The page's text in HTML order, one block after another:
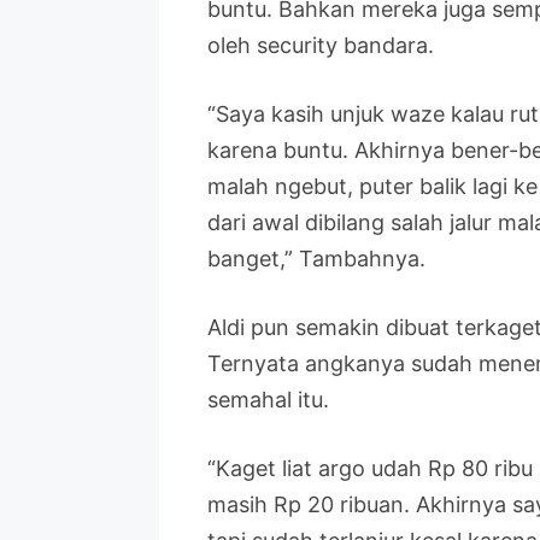
buntu. Bahkan mereka juga
oleh security bandara.
“Saya kasih unjuk waze kalau
karena buntu. Akhirnya bener-
malah ngebut, puter balik lagi
dari awal dibilang salah jalur
banget,” Tambahnya.
Aldi pun semakin dibuat
Ternyata angkanya sudah
semahal itu.
“Kaget liat argo udah Rp 80
masih Rp 20 ribuan. Akhirnya